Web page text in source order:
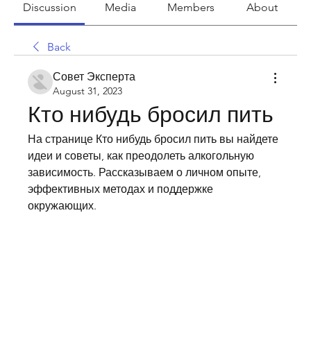
Discussion Media Members About
Back
Совет Эксперта
August 31, 2023
Кто нибудь бросил пить
На странице Кто нибудь бросил пить вы найдете
идеи и советы, как преодолеть алкогольную
зависимость. Рассказываем о личном опыте,
эффективных методах и поддержке
окружающих.